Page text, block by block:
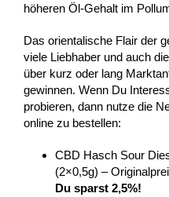
höheren Öl-Gehalt im
Das orientalische Flair der
viele Liebhaber und auch
über kurz oder lang
gewinnen. Wenn Du
probieren, dann nutze die
online zu bestellen:
CBD Hasch Sour
(2×0,5g) –
Du sparst 2,5%!